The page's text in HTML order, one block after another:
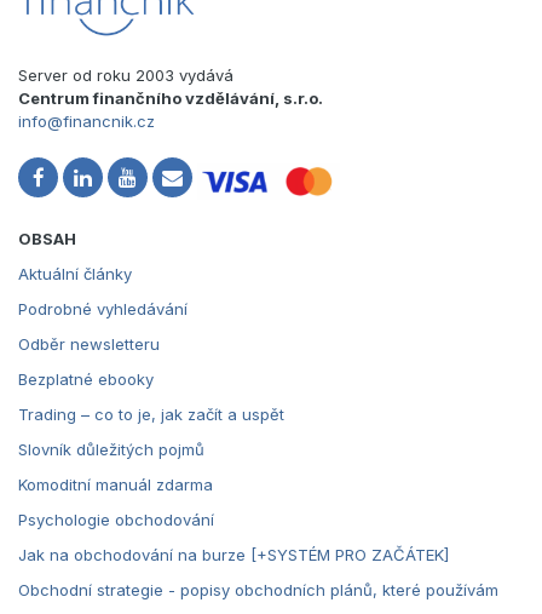
Server od roku 2003 vydává
Centrum finančního vzdělávání, s.r.o.
info@financnik.cz
OBSAH
Aktuální články
Podrobné vyhledávání
Odběr newsletteru
Bezplatné ebooky
Trading – co to je, jak začít a uspět
Slovník důležitých pojmů
Komoditní manuál zdarma
Psychologie obchodování
Jak na obchodování na burze [+SYSTÉM PRO ZAČÁTEK]
Obchodní strategie - popisy obchodních plánů, které používám